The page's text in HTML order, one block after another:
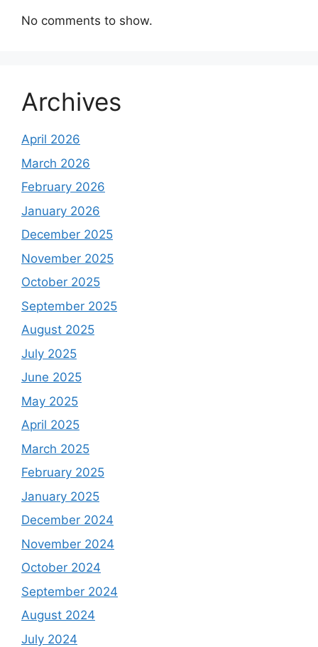
No comments to show.
Archives
April 2026
March 2026
February 2026
January 2026
December 2025
November 2025
October 2025
September 2025
August 2025
July 2025
June 2025
May 2025
April 2025
March 2025
February 2025
January 2025
December 2024
November 2024
October 2024
September 2024
August 2024
July 2024